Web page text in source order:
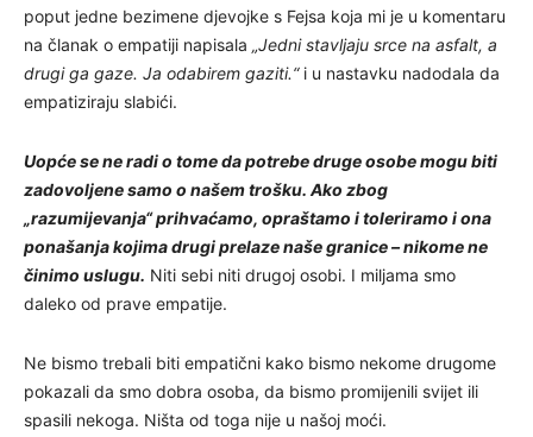
poput jedne bezimene djevojke s Fejsa koja mi je u komentaru
na članak o empatiji napisala „Jedni stavljaju srce na asfalt, a
drugi ga gaze. Ja odabirem gaziti.“i u nastavku nadodala da
empatiziraju slabići.
Uopće se ne radi o tome da potrebe druge osobe mogu biti
zadovoljene samo o našem trošku. Ako zbog
„razumijevanja“ prihvaćamo, opraštamo i toleriramo i ona
ponašanja kojima drugi prelaze naše granice – nikome ne
činimo uslugu. Niti sebi niti drugoj osobi. I miljama smo
daleko od prave empatije.
Ne bismo trebali biti empatični kako bismo nekome drugome
pokazali da smo dobra osoba, da bismo promijenili svijet ili
spasili nekoga. Ništa od toga nije u našoj moći.